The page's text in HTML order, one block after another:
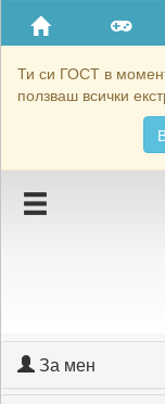
Ти си ГОСТ в
ползваш всички
Приятели
Хронология на
Подаръците на
Картичките на
За мен